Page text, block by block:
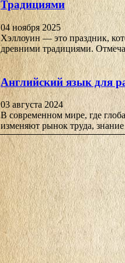
Традициями
04 ноября 2025
Хэллоуин — это праздник,
древними традициями.
Английский язык для
03 августа 2024
В современном мире, где
изменяют рынок труда,